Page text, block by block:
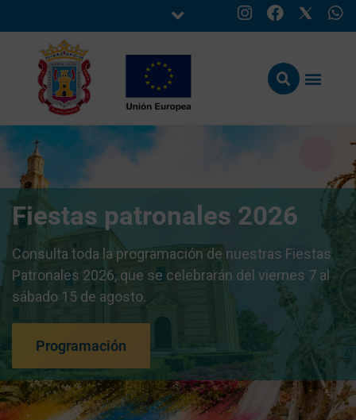
Fiestas patronales 2026
Consulta toda la programación de nuestras Fiestas
Patronales 2026, que se celebrarán del viernes 7 al
sábado 15 de agosto.
Programación